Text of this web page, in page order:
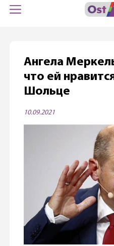
Ангела
что ей
Шольце
10.09.2021